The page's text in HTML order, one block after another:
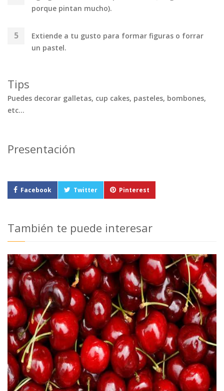
porque pintan mucho).
Extiende a tu gusto para formar figuras o forrar
un pastel.
Tips
Puedes decorar galletas, cup cakes, pasteles, bombones,
etc...
Presentación
Facebook Twitter Pinterest
También te puede interesar